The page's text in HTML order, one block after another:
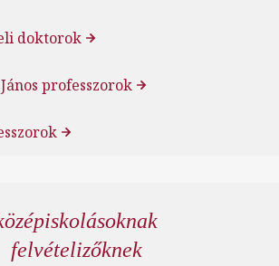
doktorok
professzorok
felvételizőknek